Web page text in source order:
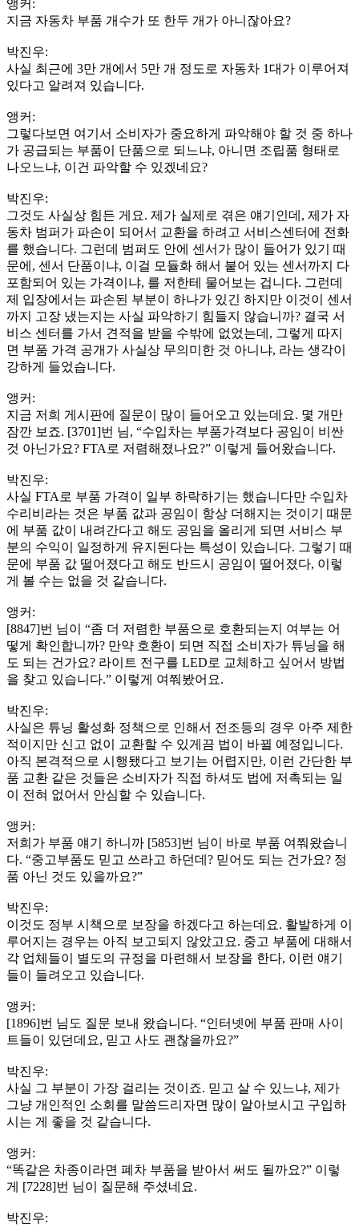
앵커:
지금 자동차 부품 개수가 또 한두 개가 아니잖아요?
박진우:
사실 최근에 3만 개에서 5만 개 정도로 자동차 1대가 이루어져
있다고 알려져 있습니다.
앵커:
그렇다보면 여기서 소비자가 중요하게 파악해야 할 것 중 하나
가 공급되는 부품이 단품으로 되느냐, 아니면 조립품 형태로
나오느냐, 이건 파악할 수 있겠네요?
박진우:
그것도 사실상 힘든 게요. 제가 실제로 겪은 얘기인데, 제가 자
동차 범퍼가 파손이 되어서 교환을 하려고 서비스센터에 전화
를 했습니다. 그런데 범퍼도 안에 센서가 많이 들어가 있기 때
문에, 센서 단품이냐, 이걸 모듈화 해서 붙어 있는 센서까지 다
포함되어 있는 가격이냐, 를 저한테 물어보는 겁니다. 그런데
제 입장에서는 파손된 부분이 하나가 있긴 하지만 이것이 센서
까지 고장 냈는지는 사실 파악하기 힘들지 않습니까? 결국 서
비스 센터를 가서 견적을 받을 수밖에 없었는데, 그렇게 따지
면 부품 가격 공개가 사실상 무의미한 것 아니냐, 라는 생각이
강하게 들었습니다.
앵커:
지금 저희 게시판에 질문이 많이 들어오고 있는데요. 몇 개만
잠깐 보죠. [3701]번 님, “수입차는 부품가격보다 공임이 비싼
것 아닌가요? FTA로 저렴해졌나요?” 이렇게 들어왔습니다.
박진우:
사실 FTA로 부품 가격이 일부 하락하기는 했습니다만 수입차
수리비라는 것은 부품 값과 공임이 항상 더해지는 것이기 때문
에 부품 값이 내려간다고 해도 공임을 올리게 되면 서비스 부
분의 수익이 일정하게 유지된다는 특성이 있습니다. 그렇기 때
문에 부품 값 떨어졌다고 해도 반드시 공임이 떨어졌다, 이렇
게 볼 수는 없을 것 같습니다.
앵커:
[8847]번 님이 “좀 더 저렴한 부품으로 호환되는지 여부는 어
떻게 확인합니까? 만약 호환이 되면 직접 소비자가 튜닝을 해
도 되는 건가요? 라이트 전구를 LED로 교체하고 싶어서 방법
을 찾고 있습니다.” 이렇게 여쭤봤어요.
박진우:
사실은 튜닝 활성화 정책으로 인해서 전조등의 경우 아주 제한
적이지만 신고 없이 교환할 수 있게끔 법이 바뀔 예정입니다.
아직 본격적으로 시행됐다고 보기는 어렵지만, 이런 간단한 부
품 교환 같은 것들은 소비자가 직접 하셔도 법에 저촉되는 일
이 전혀 없어서 안심할 수 있습니다.
앵커:
저희가 부품 얘기 하니까 [5853]번 님이 바로 부품 여쭤왔습니
다. “중고부품도 믿고 쓰라고 하던데? 믿어도 되는 건가요? 정
품 아닌 것도 있을까요?”
박진우:
이것도 정부 시책으로 보장을 하겠다고 하는데요. 활발하게 이
루어지는 경우는 아직 보고되지 않았고요. 중고 부품에 대해서
각 업체들이 별도의 규정을 마련해서 보장을 한다, 이런 얘기
들이 들려오고 있습니다.
앵커:
[1896]번 님도 질문 보내 왔습니다. “인터넷에 부품 판매 사이
트들이 있던데요, 믿고 사도 괜찮을까요?”
박진우:
사실 그 부분이 가장 걸리는 것이죠. 믿고 살 수 있느냐, 제가
그냥 개인적인 소회를 말씀드리자면 많이 알아보시고 구입하
시는 게 좋을 것 같습니다.
앵커:
“똑같은 차종이라면 폐차 부품을 받아서 써도 될까요?” 이렇
게 [7228]번 님이 질문해 주셨네요.
박진우: